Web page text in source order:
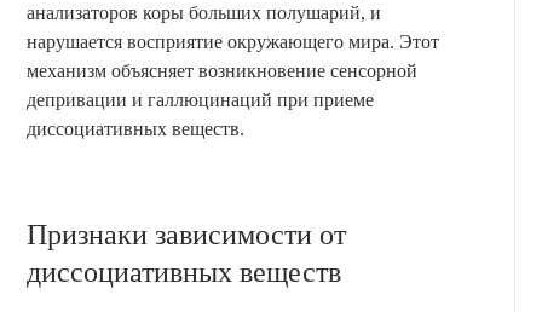
анализаторов коры больших полушарий, и
нарушается восприятие окружающего мира. Этот
механизм объясняет возникновение сенсорной
депривации и галлюцинаций при приеме
диссоциативных веществ.
Признаки зависимости от
диссоциативных веществ